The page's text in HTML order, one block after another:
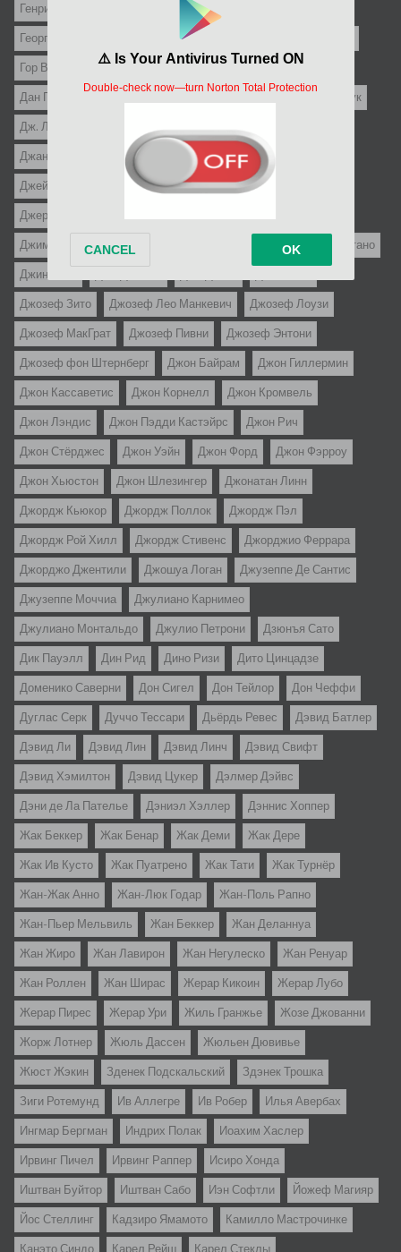
Генри Костер Георгий Данелия
Георгий Юнгвальд-Хилькевич
Гор Вербински Гуидо Бриньоне Гэбриел Паскаль
Дан Пица Детлеф Бук
Дж. Ли Томпсон
Джанфранко Мингоцци Джастин Леонард Стаубер
Джеймс Гэйл Джеймс Сбарделлати Джереми Каган
Джером Роббинс
Джим Дрэйк Джим Уайнорски Джин Куинтано
Джин Сэкс
Джозеф Зито Джозеф Лео Манкевич Джозеф Лоузи
Джозеф МакГрат Джозеф Пивни Джозеф Энтони
Джозеф фон Штернберг Джон Байрам Джон Гиллермин
Джон Кассаветис Джон Корнелл Джон Кромвель
Джон Лэндис Джон Пэдди Кастэйрс Джон Рич
Джон Стёрджес Джон Уэйн Джон Форд Джон Фэрроу
Джон Хьюстон Джон Шлезингер Джонатан Линн
Джордж Кьюкор Джордж Поллок Джордж Пэл
Джордж Рой Хилл Джордж Стивенс Джорджио Феррара
Джорджо Джентили Джошуа Логан Джузеппе Де Сантис
Джузеппе Моччиа Джулиано Карнимео
Джулиано Монтальдо Джулио Петрони Дзюнъя Сато
Дик Пауэлл Дин Рид Дино Ризи Дито Цинцадзе
Доменико Саверни Дон Сигел Дон Тейлор Дон Чеффи
Дуглас Серк Дуччо Тессари Дьёрдь Ревес Дэвид Батлер
Дэвид Ли Дэвид Лин Дэвид Линч Дэвид Свифт
Дэвид Хэмилтон Дэвид Цукер Дэлмер Дэйвс
Дэни де Ла Пателье Дэниэл Хэллер Дэннис Хоппер
Жак Беккер Жак Бенар Жак Деми Жак Дере
Жак Ив Кусто Жак Пуатрено Жак Тати Жак Турнёр
Жан-Жак Анно Жан-Люк Годар Жан-Поль Рапно
Жан-Пьер Мельвиль Жан Беккер Жан Деланнуа
Жан Жиро Жан Лавирон Жан Негулеско Жан Ренуар
Жан Роллен Жан Ширас Жерар Кикоин Жерар Лубо
Жерар Пирес Жерар Ури Жиль Гранжье Жозе Джованни
Жорж Лотнер Жюль Дассен Жюльен Дювивье
Жюст Жэкин Зденек Подскальский Здэнек Трошка
Зиги Ротемунд Ив Аллегре Ив Робер Илья Авербах
Ингмар Бергман Индрих Полак Иоахим Хаслер
Ирвинг Пичел Ирвинг Раппер Исиро Хонда
Иштван Буйтор Иштван Сабо Иэн Софтли Йожеф Магияр
Йос Стеллинг Кадзиро Ямамото Камилло Мастрочинке
Канэто Синдо Карел Рейш Карел Стеклы